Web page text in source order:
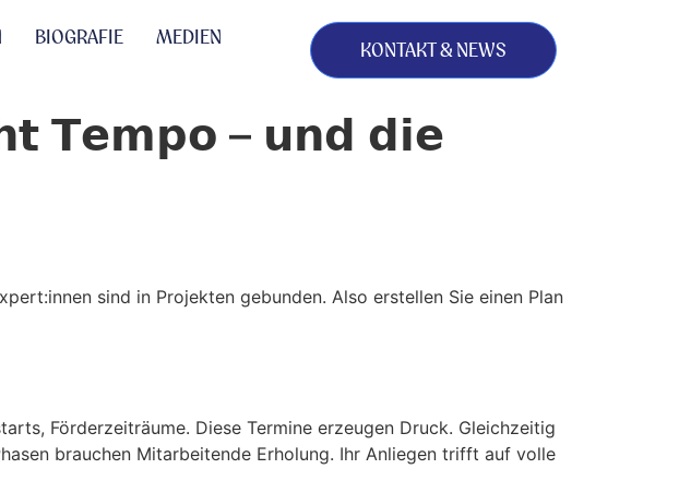
BIOGRAFIE MEDIEN
KONTAKT & NEWS
𝗧𝗲𝗺𝗽𝗼 – 𝘂𝗻𝗱 𝗱𝗶𝗲
sind in Projekten gebunden. Also erstellen Sie einen Plan
Förderzeiträume. Diese Termine erzeugen Druck. Gleichzeitig
brauchen Mitarbeitende Erholung. Ihr Anliegen trifft auf volle